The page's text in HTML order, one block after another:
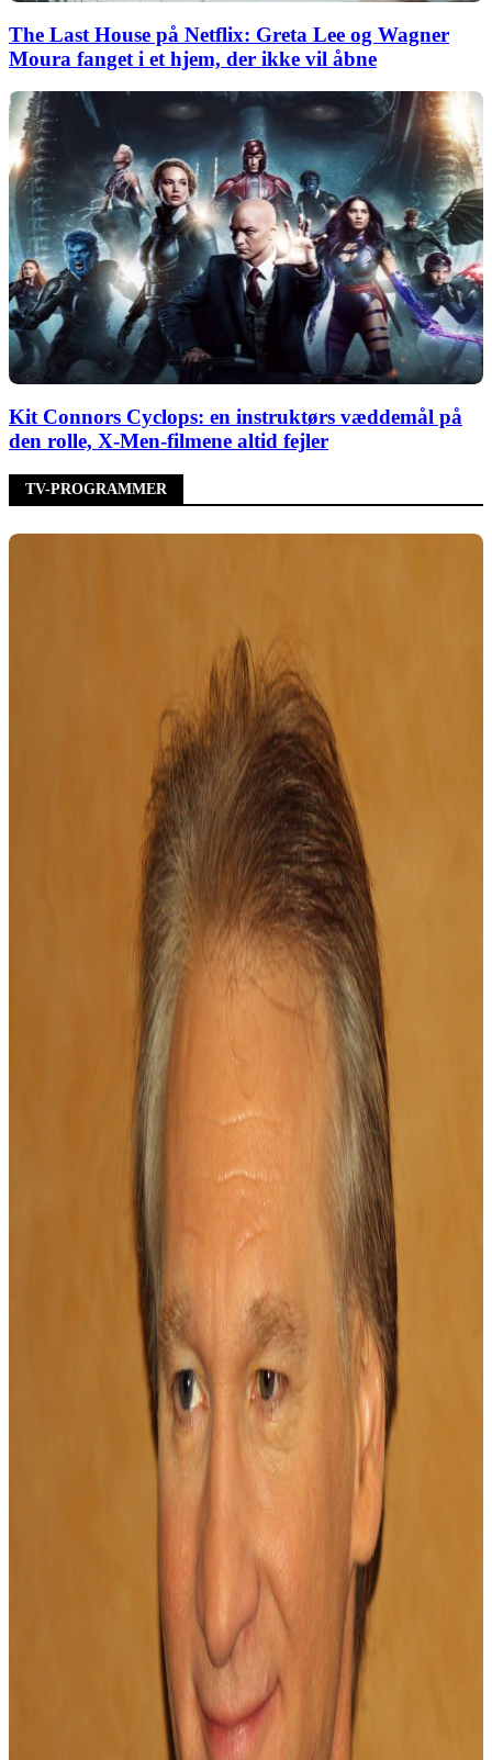
The Last House på Netflix: Greta Lee og Wagner
Moura fanget i et hjem, der ikke vil åbne
Kit Connors Cyclops: en instruktørs væddemål på
den rolle, X-Men-filmene altid fejler
TV-PROGRAMMER